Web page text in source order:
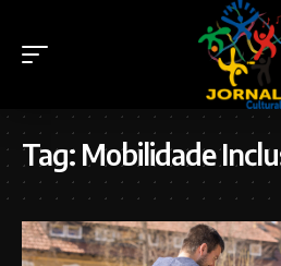
Tag: Mobilidade